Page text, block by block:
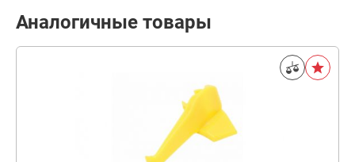
Аналогичные товары